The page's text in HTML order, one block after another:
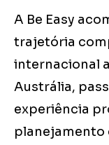
A Be Easy
trajetória
internacional
Austrália,
experiência
planejamento